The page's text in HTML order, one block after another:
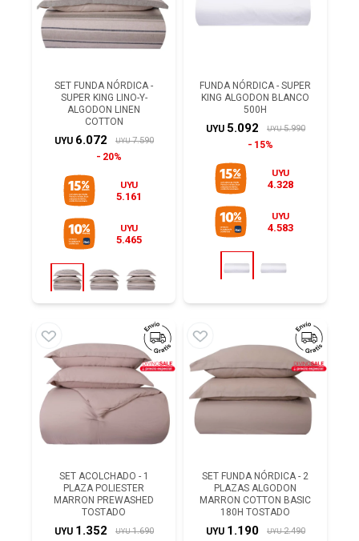
SET FUNDA NÓRDICA -
SUPER KING LINO-Y-
ALGODON LINEN
COTTON
UYU 6.072 UYU 7.590
20%
UYU
5.161
UYU
5.465
FUNDA NÓRDICA - SUPER
KING ALGODON BLANCO
500H
UYU 5.092 UYU 5.990
15%
UYU
4.328
UYU
4.583
SET ACOLCHADO - 1
PLAZA POLIESTER
MARRON PREWASHED
TOSTADO
UYU 1.352 UYU 1.690
SET FUNDA NÓRDICA - 2
PLAZAS ALGODON
MARRON COTTON BASIC
180H TOSTADO
UYU 1.190 UYU 2.490